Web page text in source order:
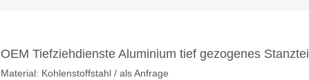
OEM Tiefziehdienste Aluminium tief gezogenes Stanzteil
Material: Kohlenstoffstahl / als Anfrage